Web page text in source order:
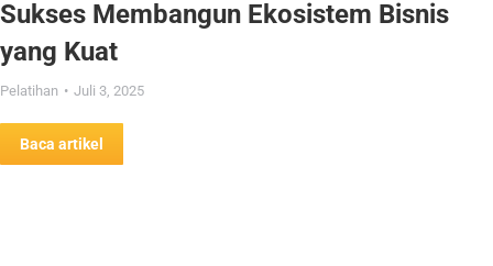
Sukses Membangun Ekosistem Bisnis
yang Kuat
Pelatihan Juli 3, 2025
Baca artikel